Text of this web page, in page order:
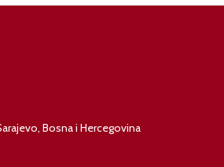
Bosna i Hercegovina